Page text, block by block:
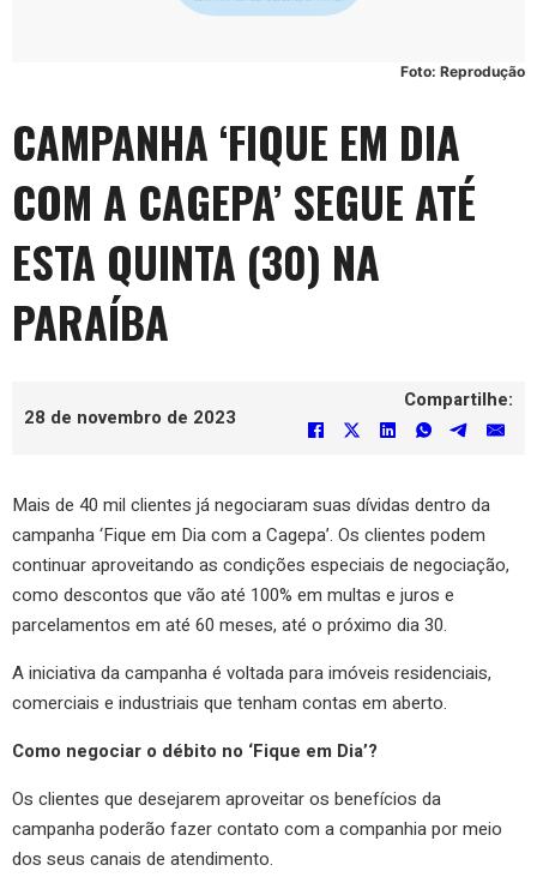
Foto: Reprodução
CAMPANHA ‘FIQUE EM DIA
COM A CAGEPA’ SEGUE ATÉ
ESTA QUINTA (30) NA
PARAÍBA
28 de novembro de 2023
Compartilhe:
Mais de 40 mil clientes já negociaram suas dívidas dentro da
campanha ‘Fique em Dia com a Cagepa’. Os clientes podem
continuar aproveitando as condições especiais de negociação,
como descontos que vão até 100% em multas e juros e
parcelamentos em até 60 meses, até o próximo dia 30.
A iniciativa da campanha é voltada para imóveis residenciais,
comerciais e industriais que tenham contas em aberto.
Como negociar o débito no ‘Fique em Dia’?
Os clientes que desejarem aproveitar os benefícios da
campanha poderão fazer contato com a companhia por meio
dos seus canais de atendimento.